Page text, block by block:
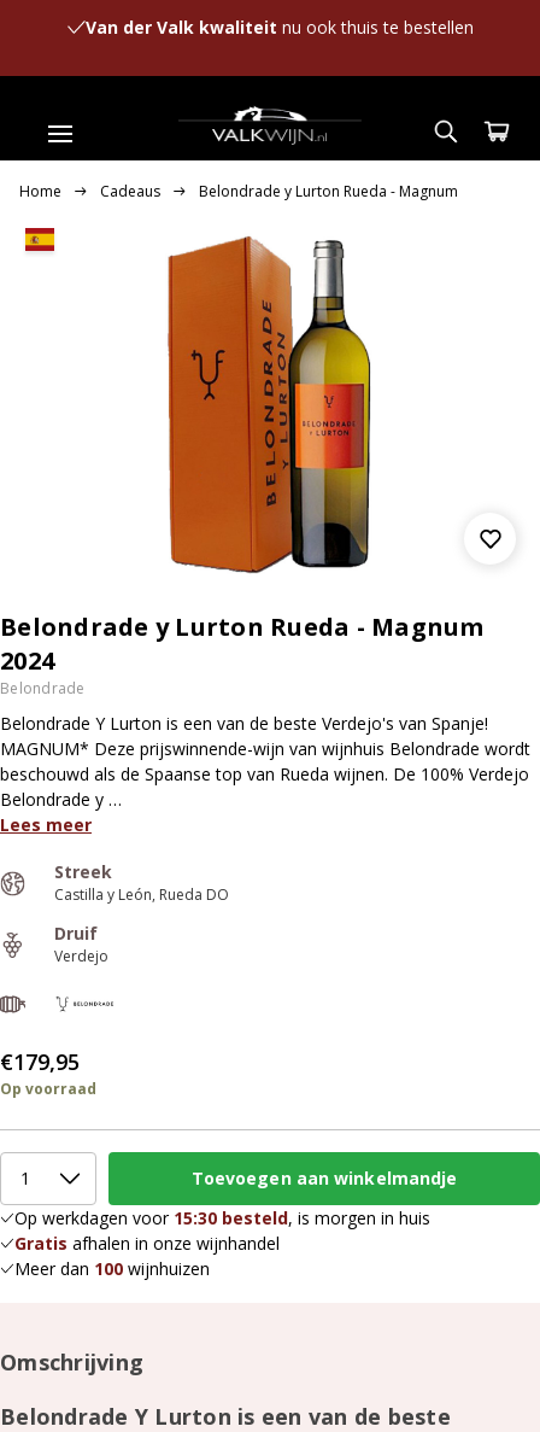
Van der Valk kwaliteit nu ook thuis te bestellen
Home Cadeaus Belondrade y Lurton Rueda - Magnum
Belondrade y Lurton Rueda - Magnum
2024
Belondrade
Belondrade Y Lurton is een van de beste Verdejo's van Spanje!
MAGNUM* Deze prijswinnende-wijn van wijnhuis Belondrade wordt
beschouwd als de Spaanse top van Rueda wijnen. De 100% Verdejo
Belondrade y …
Lees meer
Streek
Castilla y León Rueda DO
Druif
Verdejo
€179,95
Op voorraad
Op werkdagen voor 15:30 besteld, is morgen in huis
Gratis afhalen in onze wijnhandel
Meer dan 100 wijnhuizen
Omschrijving
Belondrade Y Lurton is een van de beste